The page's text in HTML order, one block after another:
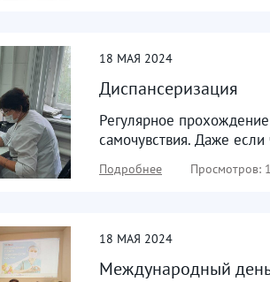
18 МАЯ 2024
Диспансеризация
Регулярное
самочувствия. Даже
Подробнее Просмотров:
18 МАЯ 2024
Международный